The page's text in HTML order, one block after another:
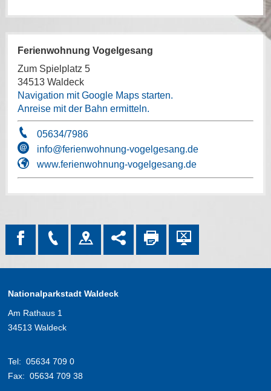
Ferienwohnung Vogelgesang
Zum Spielplatz 5
34513 Waldeck
Navigation mit Google Maps starten.
Anreise mit der Bahn ermitteln.
05634/7986
info@ferienwohnung-vogelgesang.de
www.ferienwohnung-vogelgesang.de
Nationalparkstadt Waldeck
Am Rathaus 1
34513 Waldeck
Tel: 05634 709 0
Fax: 05634 709 38